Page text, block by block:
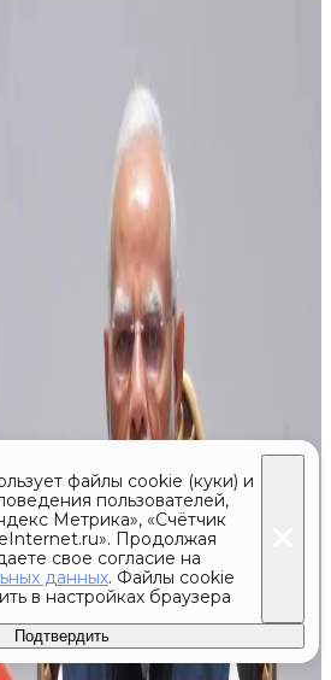
файлы cookie (куки) и
пользователей,
Метрика», «Счётчик
Продолжая
свое согласие на
данных. Файлы cookie
в настройках браузера
Подтвердить